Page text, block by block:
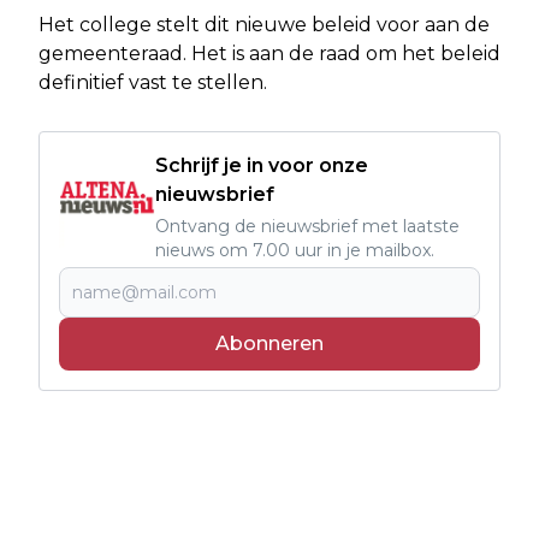
Het college stelt dit nieuwe beleid voor aan de
gemeenteraad. Het is aan de raad om het beleid
definitief vast te stellen.
Schrijf je in voor onze
nieuwsbrief
Ontvang de nieuwsbrief met laatste
nieuws om 7.00 uur in je mailbox.
Abonneren